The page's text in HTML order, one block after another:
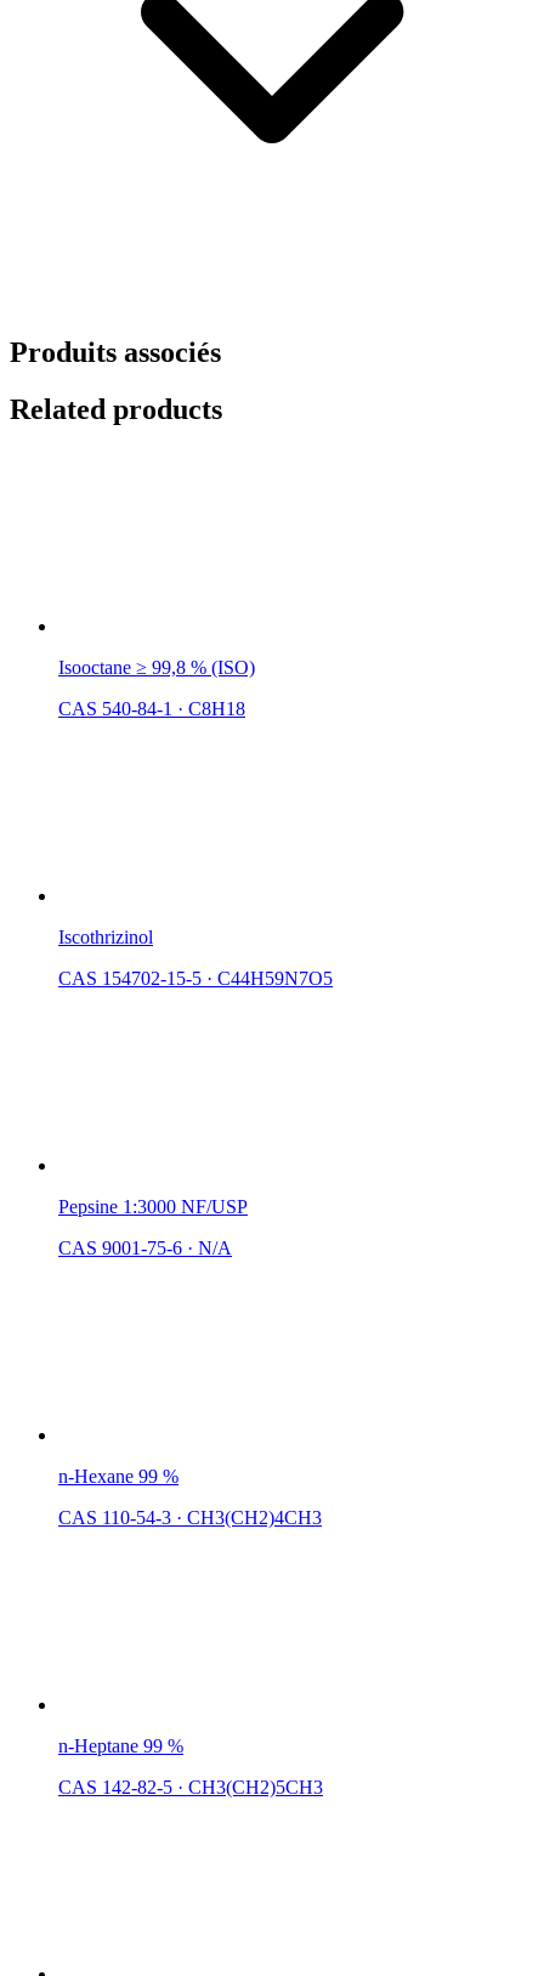
Produits associés
Related products
Isooctane ≥ 99,8 % (ISO)
CAS 540-84-1 · C8H18
Iscothrizinol
CAS 154702-15-5 · C44H59N7O5
Pepsine 1:3000 NF/USP
CAS 9001-75-6 · N/A
n-Hexane 99 %
CAS 110-54-3 · CH3(CH2)4CH3
n-Heptane 99 %
CAS 142-82-5 · CH3(CH2)5CH3